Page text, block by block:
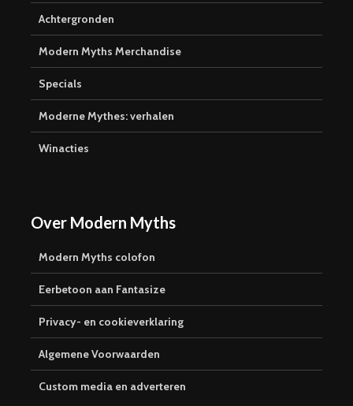
Achtergronden
Modern Myths Merchandise
Specials
Moderne Mythes: verhalen
Winacties
Over Modern Myths
Modern Myths colofon
Eerbetoon aan Fantasize
Privacy- en cookieverklaring
Algemene Voorwaarden
Custom media en adverteren